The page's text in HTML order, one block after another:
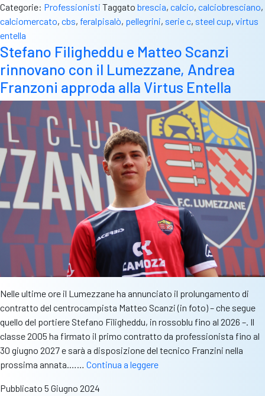
Feralpisalò
superata
0
dalla
Virtus
Entella
Categorie: Professionisti Taggato brescia, calcio, calciobresciano,
calciomercato, cbs, feralpisalò, pellegrini, serie c, steel cup, virtus
entella
Stefano Filigheddu e Matteo Scanzi
rinnovano con il Lumezzane, Andrea
Franzoni approda alla Virtus Entella
Nelle ultime ore il Lumezzane ha annunciato il prolungamento di
contratto del centrocampista Matteo Scanzi (in foto) – che segue
quello del portiere Stefano Filigheddu, in rossoblu fino al 2026 –. Il
classe 2005 ha firmato il primo contratto da professionista fino al
30 giugno 2027 e sarà a disposizione del tecnico Franzini nella
prossima annata.…… Continua a leggereStefano
Pubblicato 5 Giugno 2024